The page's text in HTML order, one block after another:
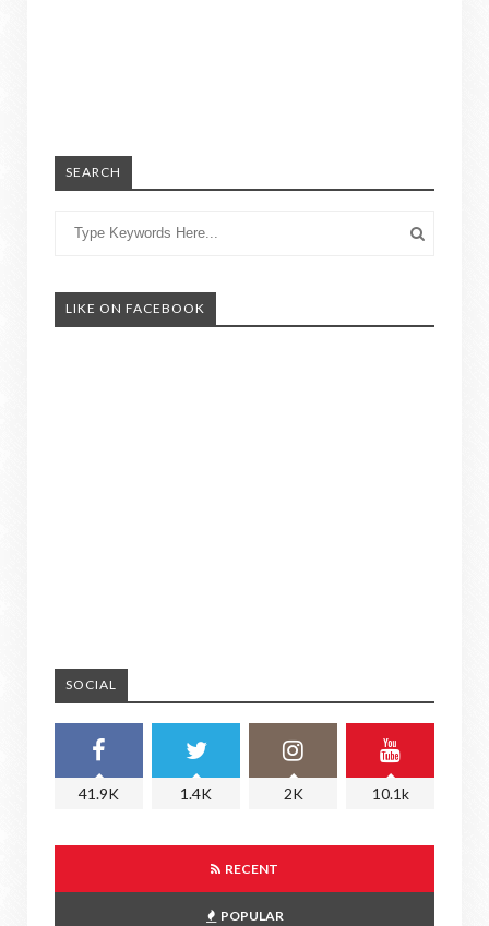
SEARCH
LIKE ON FACEBOOK
SOCIAL
41.9K 1.4K 2K 10.1k
RECENT
POPULAR